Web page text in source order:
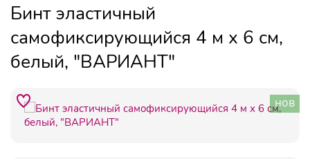
Бинт эластичный
самофиксирующийся 4 м х 6 см,
белый, "ВАРИАНТ"
нов